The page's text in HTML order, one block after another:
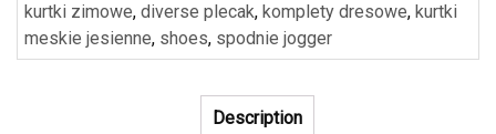
kurtki zimowe, diverse plecak, komplety dresowe, kurtki
meskie jesienne, shoes, spodnie jogger
Description